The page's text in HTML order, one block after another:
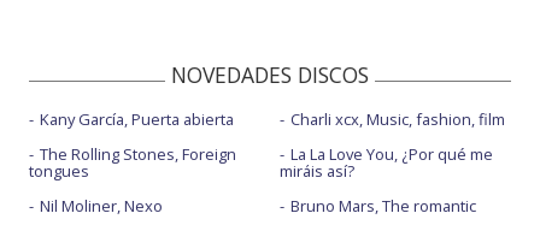
NOVEDADES DISCOS
Kany García, Puerta abierta
The Rolling Stones, Foreign
tongues
Nil Moliner, Nexo
Charli xcx, Music, fashion, film
La La Love You, ¿Por qué me
miráis así?
Bruno Mars, The romantic